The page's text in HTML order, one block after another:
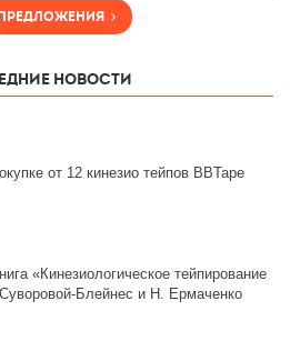
новости
от 12 кинезио тейпов BBTape
«Кинезиологическое тейпирование
Блейнес и Н. Ермаченко